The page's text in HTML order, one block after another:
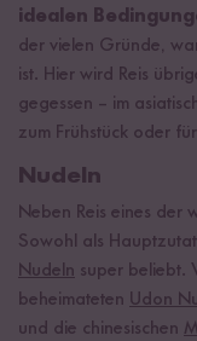
idealen
der vielen Gründe,
ist. Hier wird Reis
gegessen – im
zum Frühstück oder
Nudeln
Neben Reis eines der
Sowohl als
Nudeln super beliebt.
beheimateten Udon
und die chinesischen